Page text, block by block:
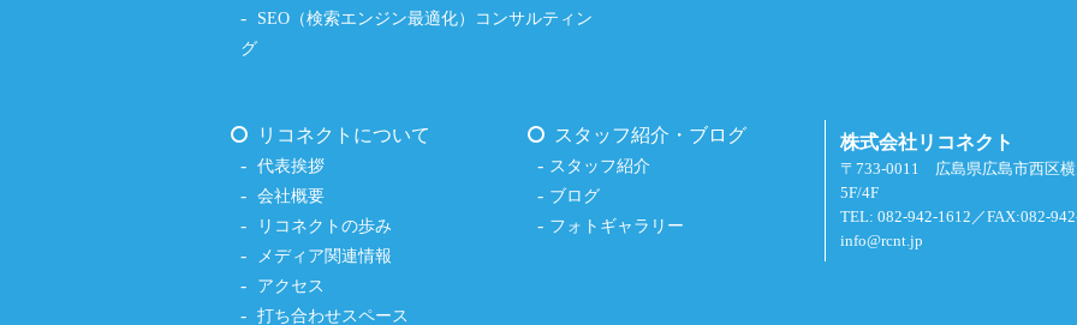
SEO（検索エンジン最適化）コンサルティン
グ
リコネクトについて
代表挨拶
会社概要
リコネクトの歩み
メディア関連情報
アクセス
打ち合わせスペース
スタッフ紹介・ブログ
スタッフ紹介
ブログ
フォトギャラリー
株式会社リコネクト
〒733-0011 広島県広島市西区
5F/4F
TEL: 082-942-1612／FAX:082-
info@rcnt.jp